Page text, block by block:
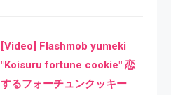
[Video] Flashmob yumeki
"Koisuru fortune cookie" 恋
するフォーチュンクッキー